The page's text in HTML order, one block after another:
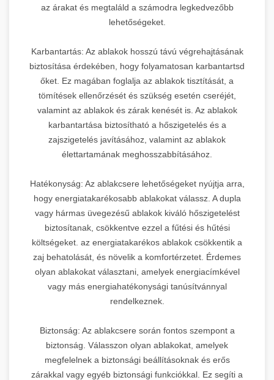
az árakat és megtaláld a számodra legkedvezőbb
lehetőségeket.
Karbantartás: Az ablakok hosszú távú végrehajtásának
biztosítása érdekében, hogy folyamatosan karbantartsd
őket. Ez magában foglalja az ablakok tisztítását, a
tömítések ellenőrzését és szükség esetén cseréjét,
valamint az ablakok és zárak kenését is. Az ablakok
karbantartása biztosítható a hőszigetelés és a
zajszigetelés javításához, valamint az ablakok
élettartamának meghosszabbításához.
Hatékonyság: Az ablakcsere lehetőségeket nyújtja arra,
hogy energiatakarékosabb ablakokat válassz. A dupla
vagy hármas üvegezésű ablakok kiváló hőszigetelést
biztosítanak, csökkentve ezzel a fűtési és hűtési
költségeket. az energiatakarékos ablakok csökkentik a
zaj behatolását, és növelik a komfortérzetet. Érdemes
olyan ablakokat választani, amelyek energiacímkével
vagy más energiahatékonysági tanúsítvánnyal
rendelkeznek.
Biztonság: Az ablakcsere során fontos szempont a
biztonság. Válasszon olyan ablakokat, amelyek
megfelelnek a biztonsági beállításoknak és erős
zárakkal vagy egyéb biztonsági funkciókkal. Ez segíti a